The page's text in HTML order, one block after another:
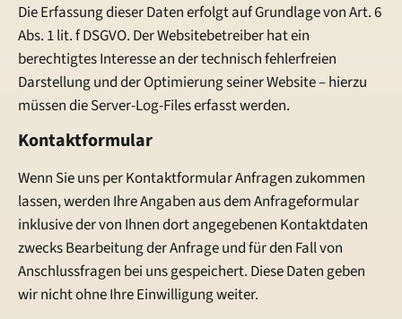
Die Erfassung dieser Daten erfolgt auf Grundlage von Art. 6
Abs. 1 lit. f DSGVO. Der Websitebetreiber hat ein
berechtigtes Interesse an der technisch fehlerfreien
Darstellung und der Optimierung seiner Website – hierzu
müssen die Server-Log-Files erfasst werden.
Kontaktformular
Wenn Sie uns per Kontaktformular Anfragen zukommen
lassen, werden Ihre Angaben aus dem Anfrageformular
inklusive der von Ihnen dort angegebenen Kontaktdaten
zwecks Bearbeitung der Anfrage und für den Fall von
Anschlussfragen bei uns gespeichert. Diese Daten geben
wir nicht ohne Ihre Einwilligung weiter.